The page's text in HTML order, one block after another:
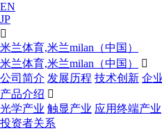
EN
JP

米兰体育,米兰milan（中国）
米兰体育,米兰milan（中国）

公司简介 发展历程 技术创新 企
产品介绍 
光学产业 触显产业 应用终端产业
投资者关系